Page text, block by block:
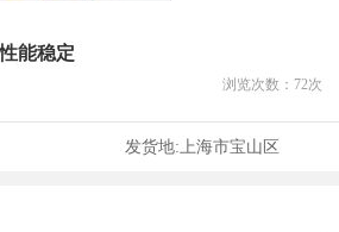
能稳定
浏览次数： 72次
发货地: 上海市宝山区